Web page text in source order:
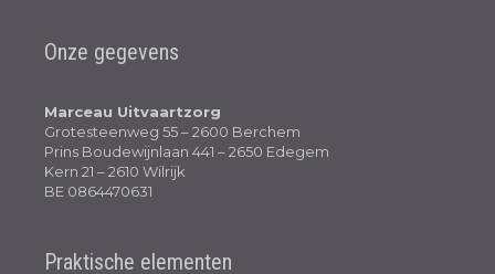
Onze gegevens
Marceau Uitvaartzorg
Grotesteenweg 55 – 2600 Berchem
Prins Boudewijnlaan 441 – 2650 Edegem
Kern 21 – 2610 Wilrijk
BE 0864470631
Praktische elementen